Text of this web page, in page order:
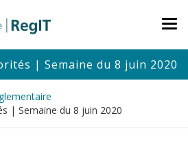
| Semaine du 8 juin 2020
| Semaine du 8 juin 2020